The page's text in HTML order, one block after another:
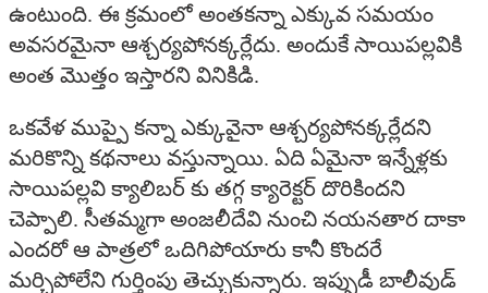
ఉంటుంది. ఈ క్రమంలో అంతకన్నా ఎక్కువ సమయం
అవసరమైనా ఆశ్చర్యపోనక్కర్లేదు. అందుకే సాయిపల్లవికి
అంత మొత్తం ఇస్తారని వినికిడి.
ఒకవేళ ముప్పై కన్నా ఎక్కువైనా ఆశ్చర్యపోనక్కర్లేదని
మరికొన్ని కథనాలు వస్తున్నాయి. ఏది ఏమైనా ఇన్నేళ్లకు
సాయిపల్లవి క్యాలిబర్ కు తగ్గ క్యారెక్టర్ దొరికిందని
చెప్పాలి. సీతమ్మగా అంజలీదేవి నుంచి నయనతార దాకా
ఎందరో ఆ పాత్రలో ఒదిగిపోయారు కానీ కొందరే
మర్చిపోలేని గుర్తింపు తెచ్చుకున్నారు. ఇప్పుడీ బాలీవుడ్